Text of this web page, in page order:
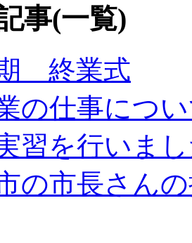
事(一覧)
終業式
の仕事につ
習を行いま
の市長さん